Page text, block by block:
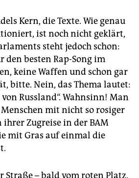
Kern, die Texte. Wie genau
ist noch nicht geklärt,
steht jedoch schon:
den besten Rap-Song im
keine Waffen und schon gar
bitte. Nein, das Thema lautet:
Russland“. Wahnsinn! Man
mit nicht so rosiger
Zugreise in der BAM
mit Gras auf einmal die
Straße – bald vom roten Platz.